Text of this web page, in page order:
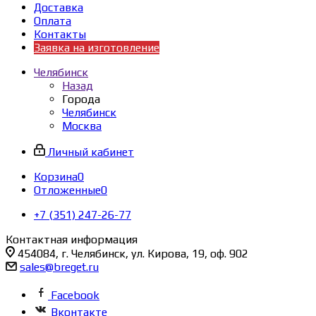
Доставка
Оплата
Контакты
Заявка на изготовление
Челябинск
Назад
Города
Челябинск
Москва
Личный кабинет
Корзина0
Отложенные0
+7 (351) 247-26-77
Контактная информация
454084, г. Челябинск, ул. Кирова, 19, оф. 902
sales@breget.ru
Facebook
Вконтакте